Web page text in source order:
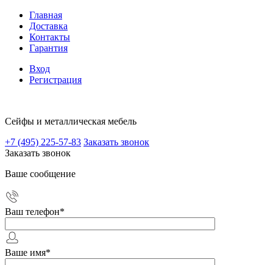
Главная
Доставка
Контакты
Гарантия
Вход
Регистрация
Сейфы и металлическая мебель
+7 (495) 225-57-83 Заказать звонок
Заказать звонок
Ваше сообщение
Ваш телефон*
Ваше имя*